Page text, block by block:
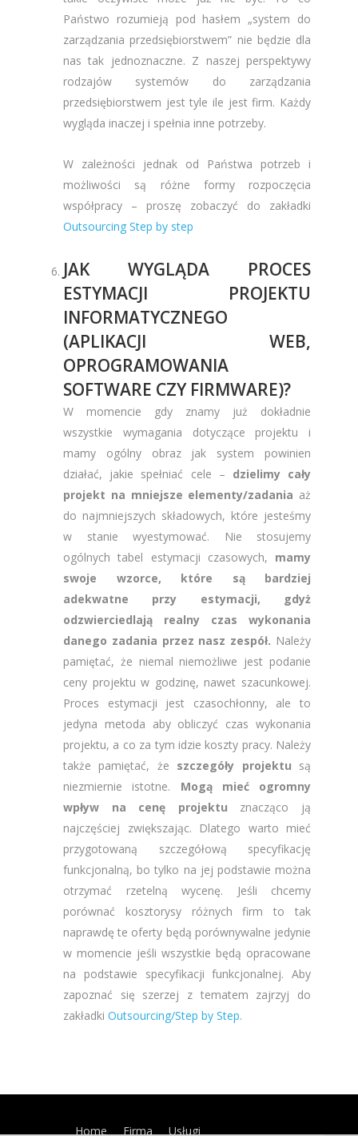
Państwo rozumieją pod hasłem „system do
zarządzania przedsiębiorstwem” nie będzie dla
nas tak jednoznaczne. Z naszej perspektywy
rodzajów systemów do zarządzania
przedsiębiorstwem jest tyle ile jest firm. Każdy
wygląda inaczej i spełnia inne potrzeby.
W zależności jednak od Państwa potrzeb i
możliwości są różne formy rozpoczęcia
współpracy – proszę zobaczyć do zakładki
Outsourcing Step by step
JAK WYGLĄDA PROCES
ESTYMACJI PROJEKTU
INFORMATYCZNEGO
(APLIKACJI WEB,
OPROGRAMOWANIA
SOFTWARE CZY FIRMWARE)?
W momencie gdy znamy już dokładnie
wszystkie wymagania dotyczące projektu i
mamy ogólny obraz jak system powinien
działać, jakie spełniać cele – dzielimy cały
projekt na mniejsze elementy/zadania aż
do najmniejszych składowych, które jesteśmy
w stanie wyestymować. Nie stosujemy
ogólnych tabel estymacji czasowych, mamy
swoje wzorce, które są bardziej
adekwatne przy estymacji, gdyż
odzwierciedlają realny czas wykonania
danego zadania przez nasz zespół. Należy
pamiętać, że niemal niemożliwe jest podanie
ceny projektu w godzinę, nawet szacunkowej.
Proces estymacji jest czasochłonny, ale to
jedyna metoda aby obliczyć czas wykonania
projektu, a co za tym idzie koszty pracy. Należy
także pamiętać, że szczegóły projektu są
niezmiernie istotne. Mogą mieć ogromny
wpływ na cenę projektu znacząco ją
najczęściej zwiększając. Dlatego warto mieć
przygotowaną szczegółową specyfikację
funkcjonalną, bo tylko na jej podstawie można
otrzymać rzetelną wycenę. Jeśli chcemy
porównać kosztorysy różnych firm to tak
naprawdę te oferty będą porównywalne jedynie
w momencie jeśli wszystkie będą opracowane
na podstawie specyfikacji funkcjonalnej. Aby
zapoznać się szerzej z tematem zajrzyj do
zakładki Outsourcing/Step by Step.
Home Firma Usługi